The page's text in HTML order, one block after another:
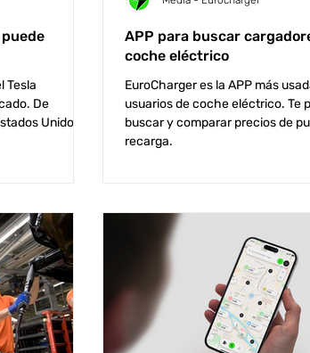
Tesla
De
Unidos.
APP para buscar
coche eléctrico
EuroCharger es la APP más
usuarios de coche eléctrico. Te
buscar y comparar precios de
recarga.